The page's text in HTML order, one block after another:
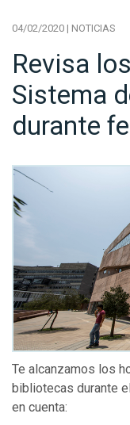
04/02/2020 | NOTICIAS
Revisa
Sistema
durante
Te alcanzamos los
bibliotecas durante
en cuenta: